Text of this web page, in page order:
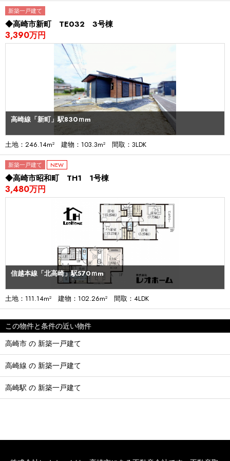
新築一戸建て
◆高崎市新町 TE032 3号棟
3,390万円
高崎線「新町」駅830ｍm
土地：246.14m² 建物：103.3m² 間取：3LDK
新築一戸建て NEW
◆高崎市昭和町 TH1 1号棟
3,480万円
信越本線「北高崎」駅570ｍm
土地：111.14m² 建物：102.26m² 間取：4LDK
この物件と条件の近い物件
高崎市 の 新築一戸建て
高崎線 の 新築一戸建て
高崎駅 の 新築一戸建て